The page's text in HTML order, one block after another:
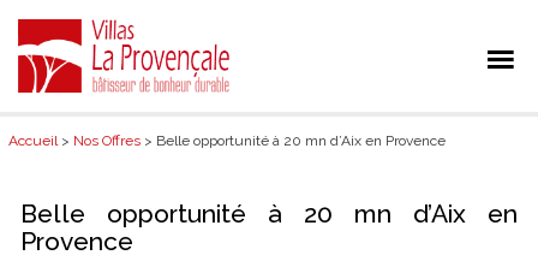
Accueil> Nos Offres > Belle opportunité à 20 mn d’Aix en Provence
Belle opportunité à 20 mn d’Aix en
Provence